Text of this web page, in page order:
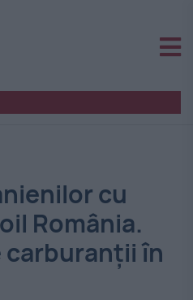
cu
România.
carburanții în